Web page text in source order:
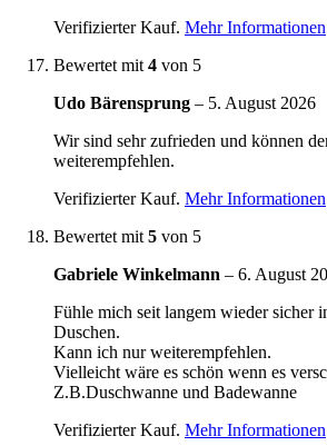
Verifizierter Kauf. Mehr Informationen
Bewertet mit 4 von 5
Udo Bärensprung – 5. August 2026
Wir sind sehr zufrieden und können
weiterempfehlen.
Verifizierter Kauf. Mehr Informationen
Bewertet mit 5 von 5
Gabriele Winkelmann – 6. August
Fühle mich seit langem wieder sicher
Duschen.
Kann ich nur weiterempfehlen.
Vielleicht wäre es schön wenn es
Z.B.Duschwanne und Badewanne
Verifizierter Kauf. Mehr Informationen